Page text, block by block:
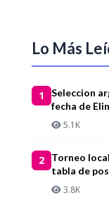
Lo Más
1
Seleccion
fecha de
5.1K
2
Torneo
tabla de
3.8K